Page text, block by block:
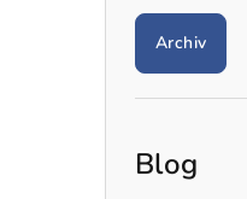
Archiv
Blog